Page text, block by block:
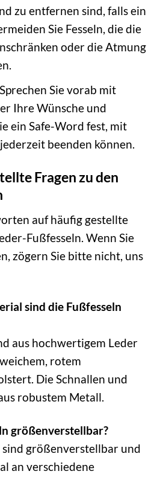
zu entfernen sind, falls ein
Sie Fesseln, die die
oder die Atmung
Sprechen Sie vorab mit
Ihre Wünsche und
ein Safe-Word fest, mit
beenden können.
Fragen zu den
auf häufig gestellte
Fußfesseln. Wenn Sie
zögern Sie bitte nicht, uns
sind die Fußfesseln
aus hochwertigem Leder
rotem
Die Schnallen und
robustem Metall.
größenverstellbar?
sind größenverstellbar und
an verschiedene